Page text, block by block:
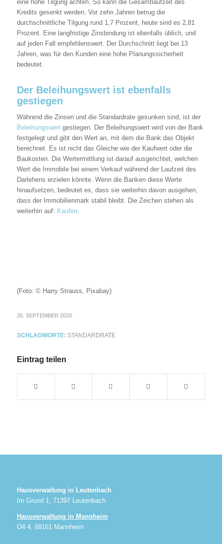
eine hohe Tilgung achten. So kann die Gesamtlaufzeit des
Kredits gesenkt werden. Vor zehn Jahren betrug die
durchschnittliche Tilgung rund 1,7 Prozent, heute sind es 2,81
Prozent. Eine langfristige Zinsbindung ist ebenfalls üblich, und
auf jeden Fall empfehlenswert. Der Durchschnitt liegt bei 13
Jahren, was für den Kunden eine hohe Planungssicherheit
bedeutet.
Der Beleihungswert ist ebenfalls
gestiegen
Während die Zinsen und die Standardrate gesunken sind, ist der
Beleihungswertgestiegen. Der Beleihungswert wird von der Bank
festgelegt und gibt den Wert an, mit dem die Bank das Objekt
berechnet. Es ist nicht das Gleiche wie der Kaufwert oder die
Baukosten. Die Wertermittlung ist darauf ausgerichtet, welchen
Wert die Immobile bei einem Verkauf während der Laufzeit des
Darlehens erzielen könnte. Wenn die Banken diese Werte
hinaufsetzen, bedeutet es, dass sie weiterhin davon ausgehen,
dass der Immobilienmark stabil bleibt. Die Zeichen stehen als
weiterhin auf: Kaufen.
(Foto: © Harry Strauss, Pixabay)
26. SEPTEMBER 2020
SCHLAGWORTE: STANDARDRATE
Eintrag teilen
Hausverwaltung in Leutenbach
Im Grund 1, 71397 Leutenbach
Hausverwaltung in Mannheim
O4 4, 68161 Mannheim